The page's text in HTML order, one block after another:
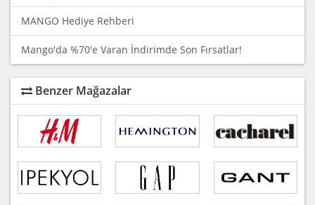
MANGO Hediye Rehberi
Mango'da %70'e Varan İndirimde Son Fırsatlar!
Benzer Mağazalar